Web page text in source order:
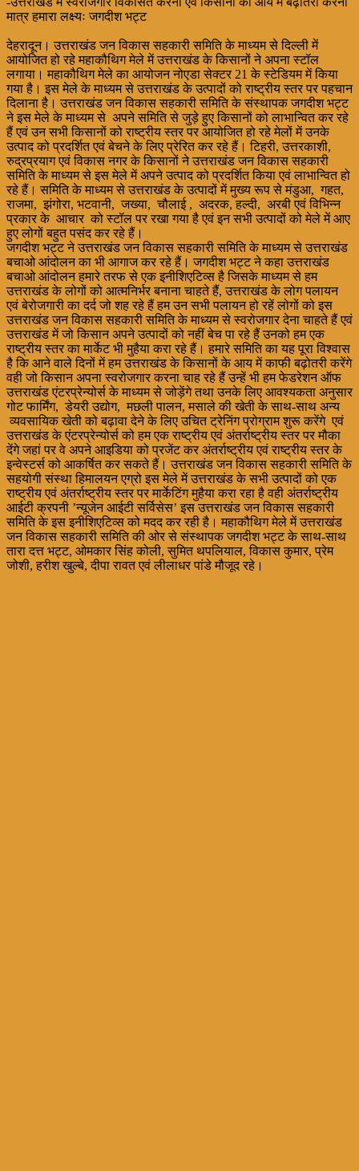
मात्र हमारा लक्ष्यः जगदीश भट्ट
देहरादून। उत्तराखंड जन विकास सहकारी समिति के माध्यम से दिल्ली में
आयोजित हो रहे महाकौथिग मेले में उत्तराखंड के किसानों ने अपना स्टॉल
लगाया। महाकौथिग मेले का आयोजन नोएडा सेक्टर 21 के स्टेडियम में किया
गया है। इस मेले के माध्यम से उत्तराखंड के उत्पादों को राष्ट्रीय स्तर पर पहचान
दिलाना है। उत्तराखंड जन विकास सहकारी समिति के संस्थापक जगदीश भट्ट
ने इस मेले के माध्यम से अपने समिति से जुड़े हुए किसानों को लाभान्वित कर रहे
हैं एवं उन सभी किसानों को राष्ट्रीय स्तर पर आयोजित हो रहे मेलों में उनके
उत्पाद को प्रदर्शित एवं बेचने के लिए प्रेरित कर रहे हैं। टिहरी, उत्तरकाशी,
रुद्रप्रयाग एवं विकास नगर के किसानों ने उत्तराखंड जन विकास सहकारी
समिति के माध्यम से इस मेले में अपने उत्पाद को प्रदर्शित किया एवं लाभान्वित हो
रहे हैं। समिति के माध्यम से उत्तराखंड के उत्पादों में मुख्य रूप से मंडुआ, गहत,
राजमा, झंगोरा, भटवानी, जख्या, चौलाई , अदरक, हल्दी, अरबी एवं विभिन्न
प्रकार के आचार को स्टॉल पर रखा गया है एवं इन सभी उत्पादों को मेले में आए
हुए लोगों बहुत पसंद कर रहे हैं।
जगदीश भट्ट ने उत्तराखंड जन विकास सहकारी समिति के माध्यम से उत्तराखंड
बचाओ आंदोलन का भी आगाज कर रहे हैं। जगदीश भट्ट ने कहा उत्तराखंड
बचाओ आंदोलन हमारे तरफ से एक इनीशिएटिव्स है जिसके माध्यम से हम
उत्तराखंड के लोगों को आत्मनिर्भर बनाना चाहते हैं, उत्तराखंड के लोग पलायन
एवं बेरोजगारी का दर्द जो शह रहे हैं हम उन सभी पलायन हो रहें लोगों को इस
उत्तराखंड जन विकास सहकारी समिति के माध्यम से स्वरोजगार देना चाहते हैं एवं
उत्तराखंड में जो किसान अपने उत्पादों को नहीं बेच पा रहे हैं उनको हम एक
राष्ट्रीय स्तर का मार्केट भी मुहैया करा रहे हैं। हमारे समिति का यह पूरा विश्वास
है कि आने वाले दिनों में हम उत्तराखंड के किसानों के आय में काफी बढ़ोतरी करेंगे
वही जो किसान अपना स्वरोजगार करना चाह रहे हैं उन्हें भी हम फेडरेशन ऑफ
उत्तराखंड एंटरप्रेन्योर्स के माध्यम से जोड़ेंगे तथा उनके लिए आवश्यकता अनुसार
गोट फार्मिंग, डेयरी उद्योग, मछली पालन, मसाले की खेती के साथ-साथ अन्य
व्यवसायिक खेती को बढ़ावा देने के लिए उचित ट्रेनिंग प्रोग्राम शुरू करेंगे एवं
उत्तराखंड के एंटरप्रेन्योर्स को हम एक राष्ट्रीय एवं अंतर्राष्ट्रीय स्तर पर मौका
देंगे जहां पर वे अपने आइडिया को प्रजेंट कर अंतर्राष्ट्रीय एवं राष्ट्रीय स्तर के
इन्वेस्टर्स को आकर्षित कर सकते हैं। उत्तराखंड जन विकास सहकारी समिति के
सहयोगी संस्था हिमालयन एग्रो इस मेले में उत्तराखंड के सभी उत्पादों को एक
राष्ट्रीय एवं अंतर्राष्ट्रीय स्तर पर मार्केटिंग मुहैया करा रहा है वही अंतर्राष्ट्रीय
आईटी क्रपनी ’न्यूजेन आईटी सर्विसेस’ इस उत्तराखंड जन विकास सहकारी
समिति के इस इनीशिएटिव्स को मदद कर रही है। महाकौथिग मेले में उत्तराखंड
जन विकास सहकारी समिति की ओर से संस्थापक जगदीश भट्ट के साथ-साथ
तारा दत्त भट्ट, ओमकार सिंह कोली, सुमित थपलियाल, विकास कुमार, प्रेम
जोशी, हरीश खुल्बे, दीपा रावत एवं लीलाधर पांडे मौजूद रहे।